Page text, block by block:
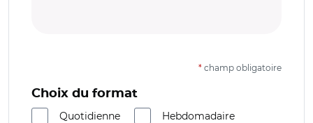
* champ obligatoire
Choix du format
Quotidienne
Hebdomadaire